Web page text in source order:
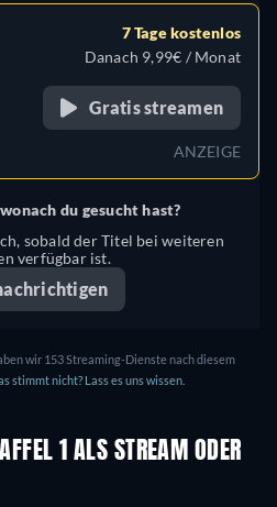
7 Tage kostenlos
Danach 9,99€ / Monat
Gratis streamen
ANZEIGE
du gesucht hast?
sobald der Titel bei weiteren
verfügbar ist.
wir 153 Streaming-Dienste nach diesem
stimmt nicht? Lass es uns wissen.
1 ALS STREAM ODER